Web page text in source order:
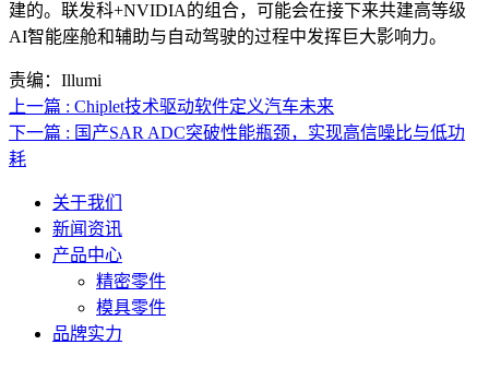
建的。联发科+NVIDIA的组合，可能会在接下来共建高等级
AI智能座舱和辅助与自动驾驶的过程中发挥巨大影响力。
责编：Illumi
上一篇 : Chiplet技术驱动软件定义汽车未来
下一篇 : 国产SAR ADC突破性能瓶颈，实现高信噪比与低功
耗
关于我们
新闻资讯
产品中心
精密零件
模具零件
品牌实力